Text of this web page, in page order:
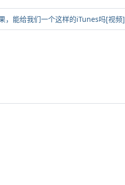
，能给我们一个这样的iTunes吗[视频]